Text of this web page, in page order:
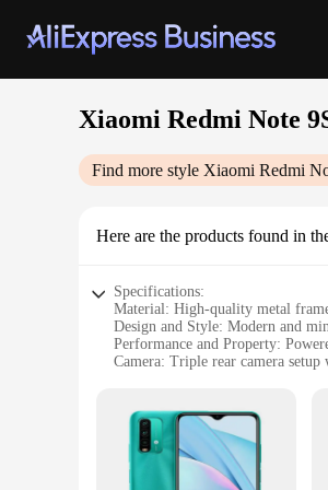
Xiaomi Redmi Note
Find more style Xiaomi Redmi
Here are the products found in
Specifications:
Material: High-quality metal
Design and Style: Modern and
Performance and Property:
Camera: Triple rear camera
Battery: Long-lasting 6000mAh
Features:
|Wholesale|Vendors|
**Unmatched Performance and